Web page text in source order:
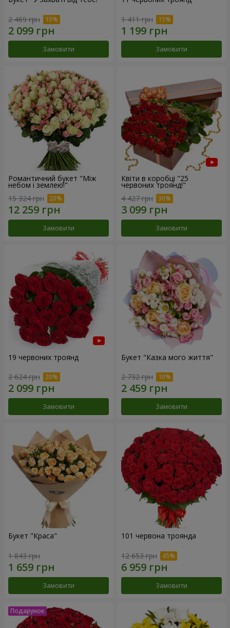
2 469 грн
Замовити
1 411 грн
Замовити
Романтичний букет "Між
небом і землею!"
15 324 грн
Замовити
Квіти в коробці "25
червоних троянд!"
4 427 грн
Замовити
19 червоних троянд
2 624 грн
Замовити
Букет "Казка мого життя"
2 732 грн
Замовити
Букет "Краса"
1 843 грн
Замовити
101 червона троянда
12 653 грн
Замовити